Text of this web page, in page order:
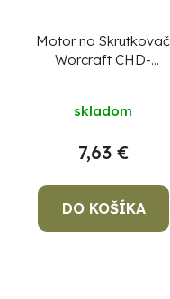
Motor na Skrutkovač
Worcraft CHD-
skladom
7,63 €
DO KOŠÍKA